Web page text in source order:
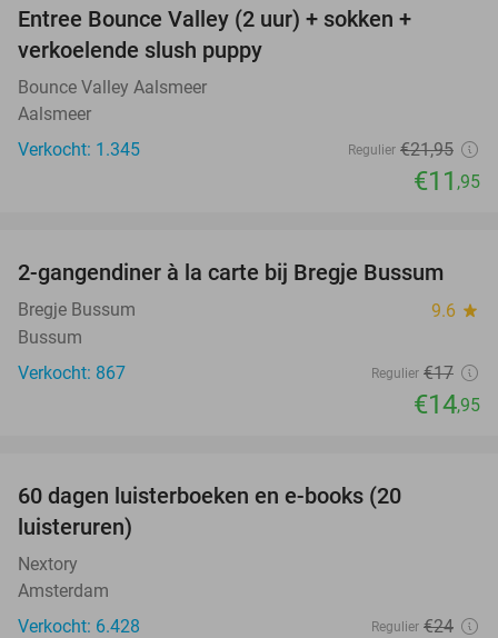
Entree Bounce Valley (2 uur) + sokken +
verkoelende slush puppy
Bounce Valley Aalsmeer
Aalsmeer
Verkocht: 1.345
Regulier €21,95
€11 ,95
12%
2-gangendiner à la carte bij Bregje Bussum
Bregje Bussum 9.6 star
Bussum
Verkocht: 867
Regulier €17
€14,95
60 dagen luisterboeken en e-books (20
luisteruren)
Nextory
Amsterdam
Verkocht: 6.428
Regulier €24